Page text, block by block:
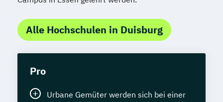
Alle Hochschulen in Duisburg
Pro
Urbane Gemüter werden sich bei einer